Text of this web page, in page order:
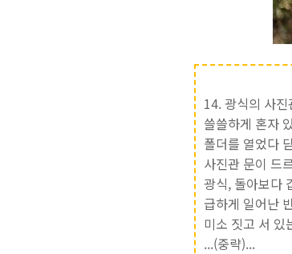
14. 광식의 사
쓸쓸하게 혼자
폴더를 열었다
사진관 문이 드
광식, 돌아보다
급하게 일어난
미소 짓고 서 있
...(중략)...